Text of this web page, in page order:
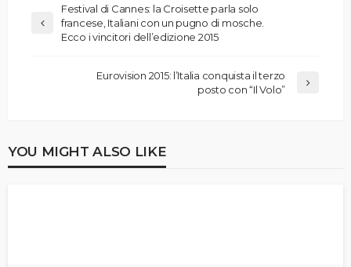
Festival di Cannes: la Croisette parla solo
francese, Italiani con un pugno di mosche.
Ecco i vincitori dell’edizione 2015
Eurovision 2015: l’Italia conquista il terzo
posto con “Il Volo”
YOU MIGHT ALSO LIKE